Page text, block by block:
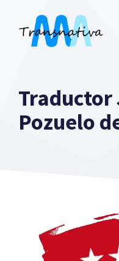
contenido
Traductor
Pozuelo